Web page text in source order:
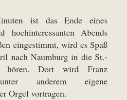
ist das Ende eines
hochinteressanten Abends
eingestimmt, wird es Spaß
nach Naumburg in die St.-
hören. Dort wird Franz
anderem eigene
Orgel vortragen.